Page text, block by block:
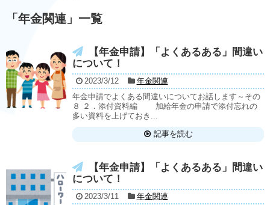
「 年金関連 」 一覧
【年金申請】「よくあるある」間違い
について！
2023/3/12
年金関連
年金申請でよくある間違いについてお話します～その
８ ２．添付資料編 加給年金の申請で添付忘れの
多い資料を上げておき...
記事を読む
【年金申請】「よくあるある」間違い
について！
2023/3/11
年金関連